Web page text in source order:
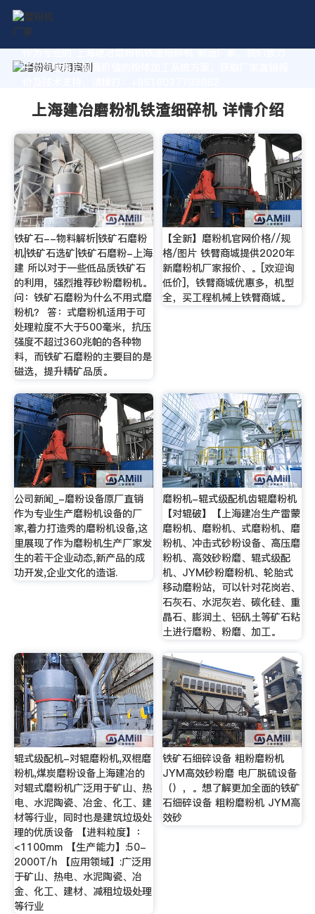
作为专业的 上海建冶磨粉机铁渣细碎机 制造厂家，我们致力
于为您量身定制高价值的粉体加工系统方案。获取厂家直销报
上海建冶磨粉机铁渣细碎机 详情介绍
铁矿石--物料解析|铁矿石磨粉
机|铁矿石选矿|铁矿石磨粉-上海
建 所以对于一些低品质铁矿石
的利用，强烈推荐砂粉磨粉机。
问：铁矿石磨粉为什么不用式磨
粉机？ 答：式磨粉机适用于可
处理粒度不大于500毫米，抗压
强度不超过360兆帕的各种物
料，而铁矿石磨粉的主要目的是
磁选，提升精矿品质。
【全新】磨粉机官网价格//规
格/图片 铁臂商城提供2020年
新磨粉机厂家报价、。[欢迎询
低价]，铁臂商城优惠多，机型
全，买工程机械上铁臂商城。
公司新闻_-磨粉设备原厂直销
作为专业生产磨粉机设备的厂
家,着力打造秀的磨粉机设备,这
里展现了作为磨粉机生产厂家发
生的若干企业动态,新产品的成
功开发,企业文化的造诣.
磨粉机-辊式级配机齿辊磨粉机
【对辊破】【上海建冶生产雷蒙
磨粉机、磨粉机、式磨粉机、磨
粉机、冲击式砂粉设备、高压磨
粉机、高效砂粉磨、辊式级配
机、JYM砂粉磨粉机、轮胎式
移动磨粉站，可以针对花岗岩、
石灰石、水泥灰岩、碳化硅、重
晶石、膨润土、铝矾土等矿石粘
土进行磨粉、粉磨、加工。
辊式级配机-对辊磨粉机,双棍磨
粉机,煤炭磨粉设备上海建冶的
对辊式磨粉机广泛用于矿山、热
电、水泥陶瓷、冶金、化工、建
材等行业，同时也是建筑垃圾处
理的优质设备 【进料粒度】：
<1100mm 【生产能力】:50-
2000T/h 【应用领域】:广泛用
于矿山、热电、水泥陶瓷、冶
金、化工、建材、减租垃圾处理
等行业
铁矿石细碎设备 粗粉磨粉机
JYM高效砂粉磨 电厂脱硫设备
（），。想了解更加全面的铁矿
石细碎设备 粗粉磨粉机 JYM高
效砂